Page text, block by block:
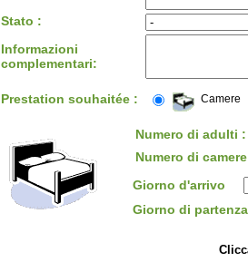
Stato :
Informazioni
complementari:
Prestation souhaitée : Camere
Numero di adulti :
Numero di
Giorno d'arrivo
Giorno di